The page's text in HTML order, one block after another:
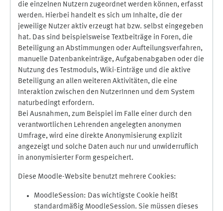
die einzelnen Nutzern zugeordnet werden können, erfasst
werden. Hierbei handelt es sich um Inhalte, die der
jeweilige Nutzer aktiv erzeugt hat bzw. selbst eingegeben
hat. Das sind beispielsweise Textbeiträge in Foren, die
Beteiligung an Abstimmungen oder Aufteilungsverfahren,
manuelle Datenbankeinträge, Aufgabenabgaben oder die
Nutzung des Testmoduls, Wiki-Einträge und die aktive
Beteiligung an allen weiteren Aktivitäten, die eine
Interaktion zwischen den NutzerInnen und dem System
naturbedingt erfordern.
Bei Ausnahmen, zum Beispiel im Falle einer durch den
verantwortlichen Lehrenden angelegten anonymen
Umfrage, wird eine direkte Anonymisierung explizit
angezeigt und solche Daten auch nur und unwiderruflich
in anonymisierter Form gespeichert.
Diese Moodle-Website benutzt mehrere Cookies:
MoodleSession: Das wichtigste Cookie heißt
standardmäßig MoodleSession. Sie müssen dieses